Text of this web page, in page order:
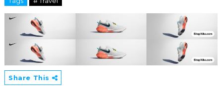
Share This